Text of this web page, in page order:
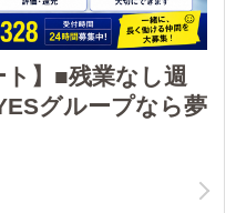
ト】■残業なし週
グループなら夢